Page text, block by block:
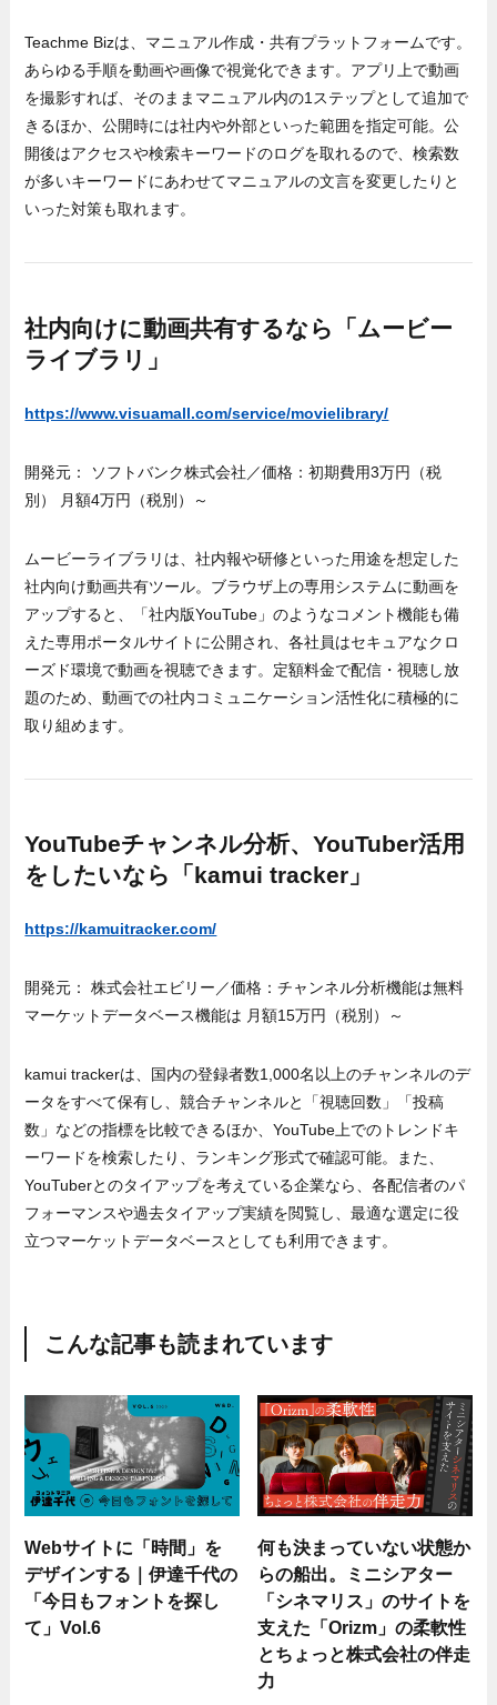
Teachme Bizは、マニュアル作成・共有プラットフォームです。
あらゆる手順を動画や画像で視覚化できます。アプリ上で動画
を撮影すれば、そのままマニュアル内の1ステップとして追加で
きるほか、公開時には社内や外部といった範囲を指定可能。公
開後はアクセスや検索キーワードのログを取れるので、検索数
が多いキーワードにあわせてマニュアルの文言を変更したりと
いった対策も取れます。
社内向けに動画共有するなら「ムービー
ライブラリ」
https://www.visuamall.com/service/movielibrary/
開発元： ソフトバンク株式会社／価格：初期費用3万円（税
別） 月額4万円（税別）～
ムービーライブラリは、社内報や研修といった用途を想定した
社内向け動画共有ツール。ブラウザ上の専用システムに動画を
アップすると、「社内版YouTube」のようなコメント機能も備
えた専用ポータルサイトに公開され、各社員はセキュアなクロ
ーズド環境で動画を視聴できます。定額料金で配信・視聴し放
題のため、動画での社内コミュニケーション活性化に積極的に
取り組めます。
YouTubeチャンネル分析、YouTuber活用
をしたいなら「kamui tracker」
https://kamuitracker.com/
開発元： 株式会社エビリー／価格：チャンネル分析機能は無料
マーケットデータベース機能は 月額15万円（税別）～
kamui trackerは、国内の登録者数1,000名以上のチャンネルのデ
ータをすべて保有し、競合チャンネルと「視聴回数」「投稿
数」などの指標を比較できるほか、YouTube上でのトレンドキ
ーワードを検索したり、ランキング形式で確認可能。また、
YouTuberとのタイアップを考えている企業なら、各配信者のパ
フォーマンスや過去タイアップ実績を閲覧し、最適な選定に役
立つマーケットデータベースとしても利用できます。
こんな記事も読まれています
Webサイトに「時間」を
デザインする｜伊達千代の
「今日もフォントを探し
て」Vol.6
何も決まっていない状態か
らの船出。ミニシアター
「シネマリス」のサイトを
支えた「Orizm」の柔軟性
とちょっと株式会社の伴走
力